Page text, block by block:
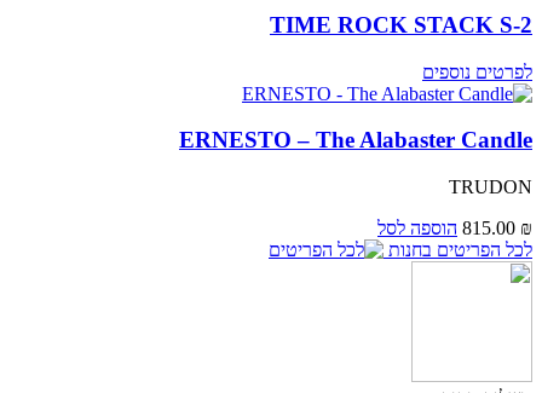
TIME ROCK STACK S-2
לפרטים נוספים
ERNESTO – The Alabaster Candle
TRUDON
815.00 ₪
הוספה לסל
לכל הפריטים בחנות